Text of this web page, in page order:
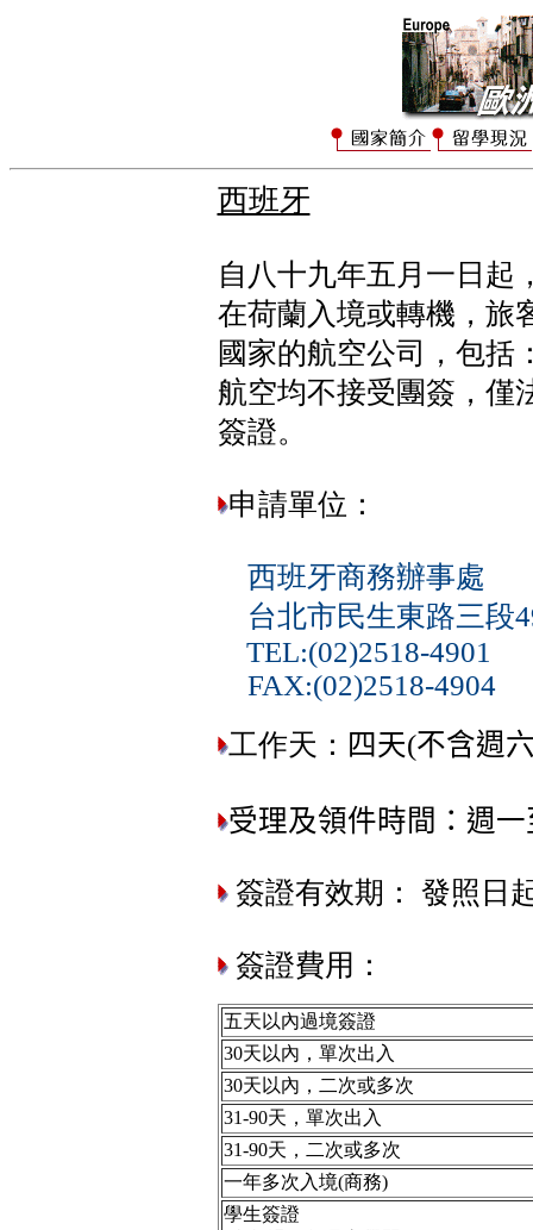
西班牙
自八十九年五月一日起
在荷蘭入境或轉機，旅
國家的航空公司，包括
航空均不接受團簽，僅
簽證。
申請單位：
西班牙商務辦事處
台北市民生東路三段
TEL:(02)2518-4901
FAX:(02)2518-4904
工作天： 四天(不含週
受理及領件時間：週
簽證有效期： 發照日
簽證費用：
五天以內過境簽證
30天以內，單次出入
30天以內，二次或多次
31-90天，單次出入
31-90天，二次或多次
一年多次入境(商務)
學生簽證